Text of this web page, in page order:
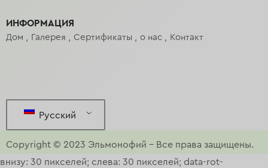
ИНФОРМАЦИЯ
Дом Галерея Сертификаты о нас Контакт
Русский
Copyright © 2023 Эльмонофий – Все права защищены.
внизу: 30 пикселей; слева: 30 пикселей; data-rot-